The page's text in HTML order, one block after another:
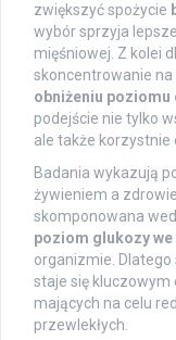
zwiększyć spożycie
wybór sprzyja
mięśniowej. Z kolei
skoncentrowanie na
obniżeniu
podejście nie tylko
ale także korzystnie
Badania wykazują
żywieniem a
skomponowana
poziom glukozy we
organizmie.
staje się
mających na celu
przewlekłych.